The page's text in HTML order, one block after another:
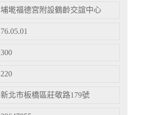
埔墘福德宮附設鶴齡交誼中心
76.05.01
300
220
新北市板橋區莊敬路179號